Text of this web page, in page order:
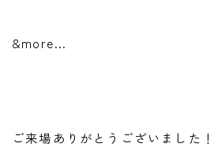
&more…
ご来場ありがとうございました！